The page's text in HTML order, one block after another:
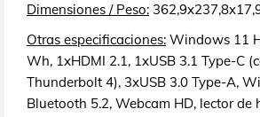
Dimensiones / Peso:
Otras especificaciones: Windows 11
Wh, 1xHDMI 2.1, 1xUSB 3.1 Type-C
Thunderbolt 4), 3xUSB 3.0 Type-A,
Bluetooth 5.2, Webcam HD, lector de